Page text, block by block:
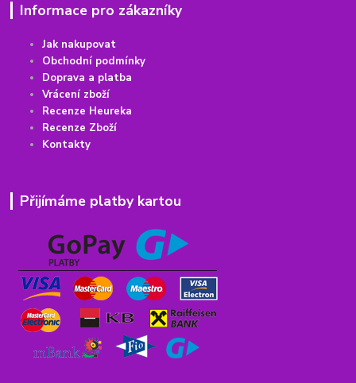
Informace pro zákazníky
Jak nakupovat
Obchodní podmínky
Doprava a platba
Vrácení zboží
Recenze Heureka
Recenze Zboží
Kontakty
Přijímáme platby kartou